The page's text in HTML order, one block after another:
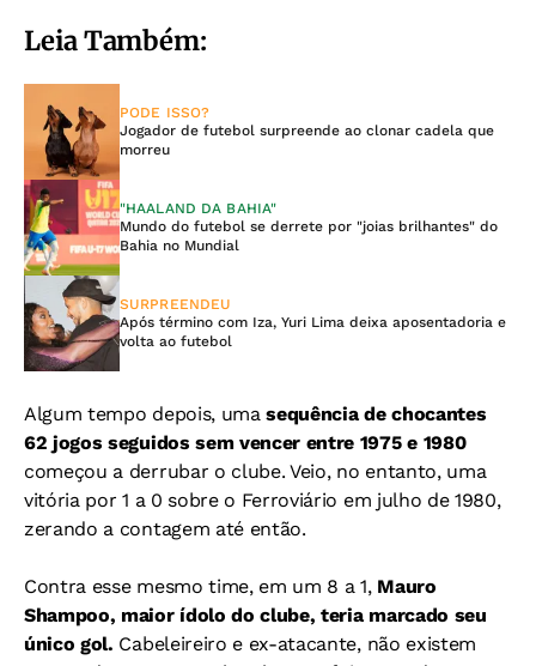
Leia Também:
PODE ISSO?
Jogador de futebol surpreende ao clonar cadela que
morreu
"HAALAND DA BAHIA"
Mundo do futebol se derrete por "joias brilhantes" do
Bahia no Mundial
SURPREENDEU
Após término com Iza, Yuri Lima deixa aposentadoria e
volta ao futebol
Algum tempo depois, umasequência de chocantes
62 jogos seguidos sem vencer entre 1975 e 1980
começou a derrubar o clube. Veio, no entanto, uma
vitória por 1 a 0 sobre o Ferroviário em julho de 1980,
zerando a contagem até então.
Contra esse mesmo time, em um 8 a 1, Mauro
Shampoo, maior ídolo do clube, teria marcado seu
único gol. Cabeleireiro e ex-atacante, não existem